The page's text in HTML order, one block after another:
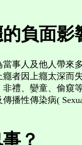
負面影
人及他人帶來多
癮者因上癮太深而
非禮、孌童、偷窺
播性傳染病(
？